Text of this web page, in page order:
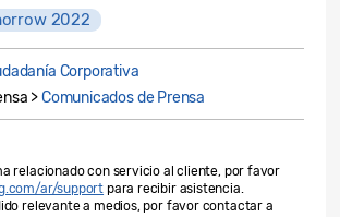
2022
Corporativa
>Comunicados de Prensa
relacionado con servicio al cliente, por favor
ar/support para recibir asistencia.
relevante a medios, por favor contactar a